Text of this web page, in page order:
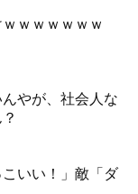
ｗｗｗｗｗｗ
やが、社会人な
いい！」敵「ダ